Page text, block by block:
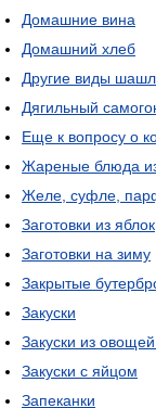
Домашние вина
Домашний хлеб
Другие виды
Дягильный
Еще к вопросу о
Жареные блюда
Желе, суфле,
Заготовки из яблок
Заготовки на зиму
Закрытые
Закуски
Закуски из
Закуски с яйцом
Запеканки